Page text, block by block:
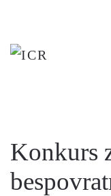
to
Konkurs